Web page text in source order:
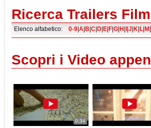
Ricerca Trailers Film
Elenco alfabetico: 0-9 A B C D E F G H J K L M
Scopri i Video
0:34